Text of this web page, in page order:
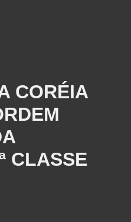
CORÉIA
CLASSE